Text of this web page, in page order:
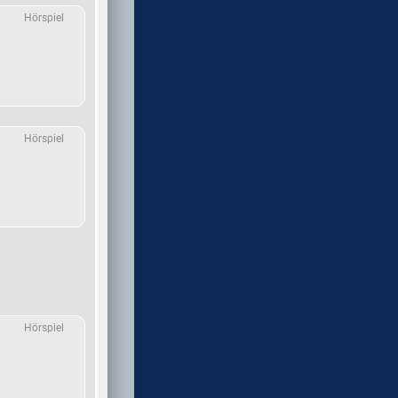
Hörspiel
Hörspiel
Hörspiel